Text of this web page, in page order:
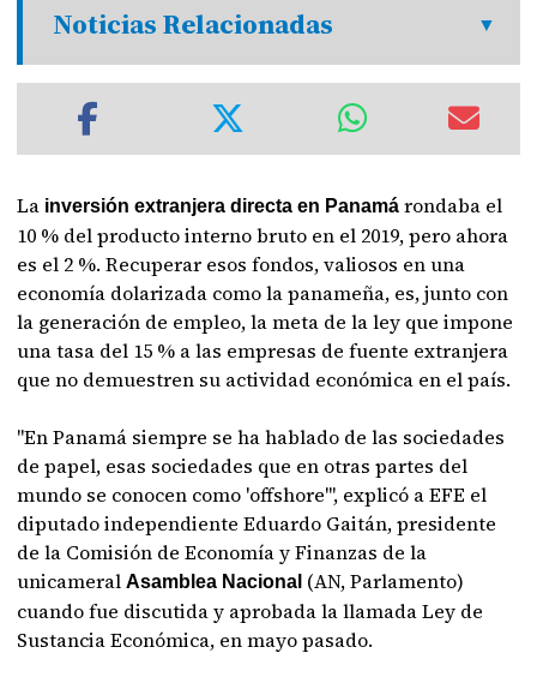
Noticias Relacionadas
La inversión extranjera directa en Panamá rondaba el
10 % del producto interno bruto en el 2019, pero ahora
es el 2 %. Recuperar esos fondos, valiosos en una
economía dolarizada como la panameña, es, junto con
la generación de empleo, la meta de la ley que impone
una tasa del 15 % a las empresas de fuente extranjera
que no demuestren su actividad económica en el país.
"En Panamá siempre se ha hablado de las sociedades
de papel, esas sociedades que en otras partes del
mundo se conocen como 'offshore'", explicó a EFE el
diputado independiente Eduardo Gaitán, presidente
de la Comisión de Economía y Finanzas de la
unicameralAsamblea Nacional (AN, Parlamento)
cuando fue discutida y aprobada la llamada Ley de
Sustancia Económica, en mayo pasado.